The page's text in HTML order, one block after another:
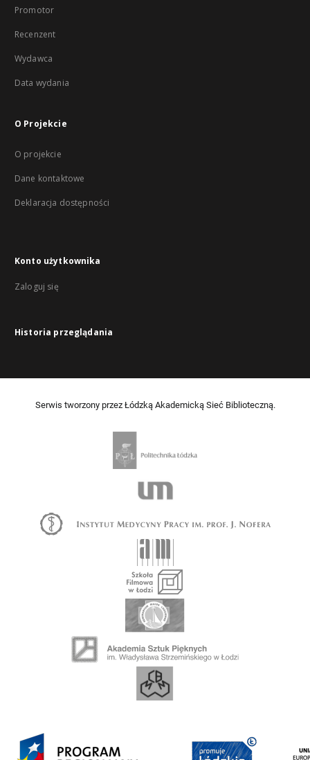
Promotor
Recenzent
Wydawca
Data wydania
O Projekcie
O projekcie
Dane kontaktowe
Deklaracja dostępności
Konto użytkownika
Zaloguj się
Historia przeglądania
Serwis tworzony przez Łódzką Akademicką Sieć Biblioteczną.